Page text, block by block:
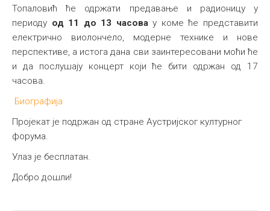
Топаловић ће одржати предавање и радионицу у
периоду од 11 до 13 часовау коме ће представити
електрично виолончело, модерне технике и нове
перспективе, а истога дана сви заинтересовани моћи ће
и да послушају концерт који ће бити одржан од 17
часова.
Биографија
Пројекат је подржан од стране Аустријског културног
форума.
Улаз је бесплатан.
Добро дошли!